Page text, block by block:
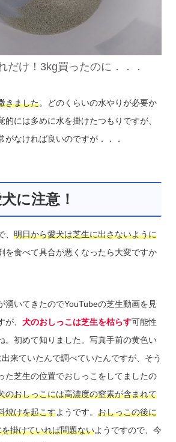
だけ！ 3kg買ったのに．．．
きました。どのくらいの水やりが必要か
的には多めに水を掛けたつもりですが、
がなければ良いのですが．．．
に注意！
明日から愛犬は芝生に出さないように
を食べて具合が悪くなったら大変ですか
いてきたのでYouTubeの芝生動画を見
、 犬のおしっこは芝生を枯らす可能性
。初めて知りました。写真手前の黄色い
来ていたんで調べていたんですが、そう
た芝生の位置でおしっこをしてましたの
のおしっこには高濃度の窒素が含まれて
焼けを起こすようです。 おしっこの後に
掛けていれば問題ないようですので、今